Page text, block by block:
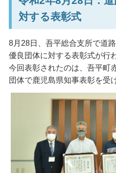
対する表彰式
8月28日、吾平総合支所で道
優良団体に対する表彰式が行
今回表彰されたのは、吾平町
団体で鹿児島県知事表彰を受